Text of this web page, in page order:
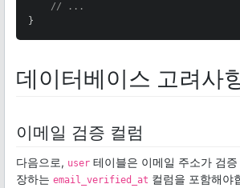
// ...
}
데이터베이스 고려사
이메일 검증 컬럼
다음으로, user 테이블은 이메일 주소가 검
장하는 email_verified_at 컬럼을 포함해야